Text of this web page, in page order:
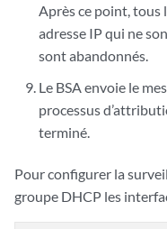
Après ce point, tous
adresse IP qui ne
sont abandonnés.
Le BSA envoie le
processus
terminé.
Pour configurer la
groupe DHCP les